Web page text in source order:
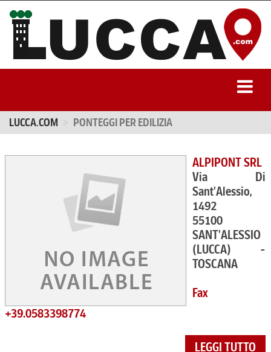
LUCCA.COM PONTEGGI PER EDILIZIA
ALPIPONT SRL
Via Di
Sant'Alessio,
1492
55100
SANT'ALESSIO
(LUCCA) -
TOSCANA
Fax
+39.0583398774
LEGGI TUTTO